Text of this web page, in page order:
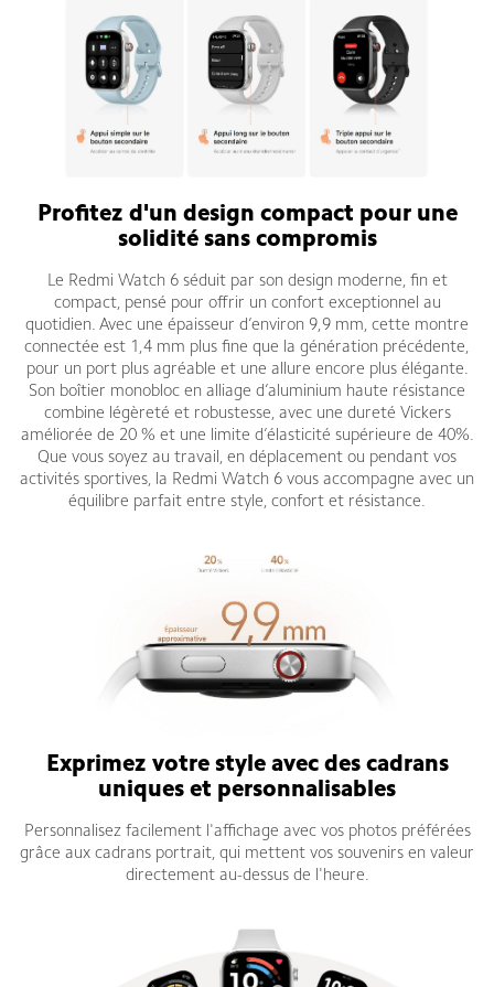
Profitez d'un design compact pour une
solidité sans compromis
Le Redmi Watch 6 séduit par son design moderne, fin et
compact, pensé pour offrir un confort exceptionnel au
quotidien. Avec une épaisseur d’environ 9,9 mm, cette montre
connectée est 1,4 mm plus fine que la génération précédente,
pour un port plus agréable et une allure encore plus élégante.
Son boîtier monobloc en alliage d’aluminium haute résistance
combine légèreté et robustesse, avec une dureté Vickers
améliorée de 20 % et une limite d’élasticité supérieure de 40%.
Que vous soyez au travail, en déplacement ou pendant vos
activités sportives, la Redmi Watch 6 vous accompagne avec un
équilibre parfait entre style, confort et résistance.
Exprimez votre style avec des cadrans
uniques et personnalisables
Personnalisez facilement l'affichage avec vos photos préférées
grâce aux cadrans portrait, qui mettent vos souvenirs en valeur
directement au-dessus de l'heure.